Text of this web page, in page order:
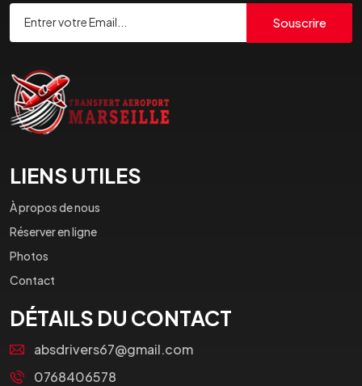
Souscrire
LIENS UTILES
À propos de nous
Réserver en ligne
Photos
Contact
DÉTAILS DU CONTACT
absdrivers67@gmail.com
0768406578